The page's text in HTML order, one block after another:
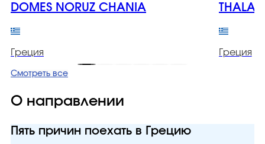
DOMES NORUZ CHANIA
Греция Греция
Смотреть все
О направлении
Пять причин поехать в Грецию